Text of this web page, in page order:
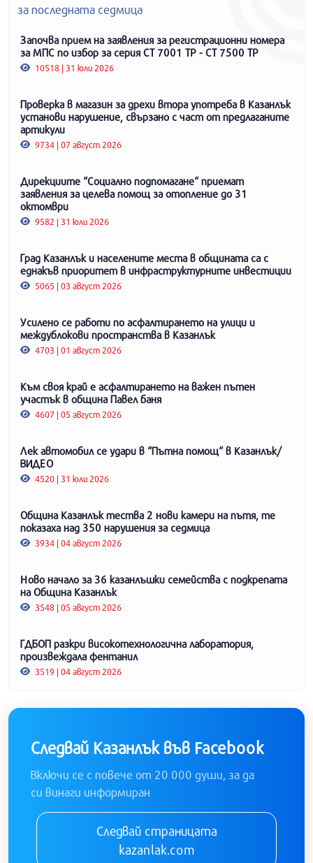
за последната седмица
Започва прием на заявления за регистрационни номера
за МПС по избор за серия СТ 7001 ТР - СТ 7500 ТР
10518 | 31 юли 2026
Проверка в магазин за дрехи втора употреба в Казанлък
установи нарушение, свързано с част от предлаганите
артикули
9734 | 07 август 2026
Дирекциите “Социално подпомагане“ приемат
заявления за целева помощ за отопление до 31
октомври
9582 | 31 юли 2026
Град Казанлък и населените места в общината са с
еднакъв приоритет в инфраструктурните инвестиции
5065 | 03 август 2026
Усилено се работи по асфалтирането на улици и
междублокови пространства в Казанлък
4703 | 01 август 2026
Към своя край е асфалтирането на важен пътен
участък в община Павел баня
4607 | 05 август 2026
Лек автомобил се удари в “Пътна помощ“ в Казанлък/
ВИДЕО
4520 | 31 юли 2026
Община Казанлък тества 2 нови камери на пътя, те
показаха над 350 нарушения за седмица
3934 | 04 август 2026
Ново начало за 36 казанлъшки семейства с подкрепата
на Община Казанлък
3548 | 05 август 2026
ГДБОП разкри високотехнологична лаборатория,
произвеждала фентанил
3519 | 04 август 2026
Следвай Казанлък във Facebook
Включи се с повече от 20 000 души, за да
си винаги информиран
Следвай страницата
kazanlak.com